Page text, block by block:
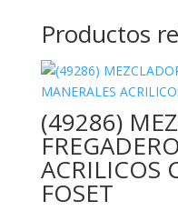
Productos
(49286)
ACRILICOS
FOSET